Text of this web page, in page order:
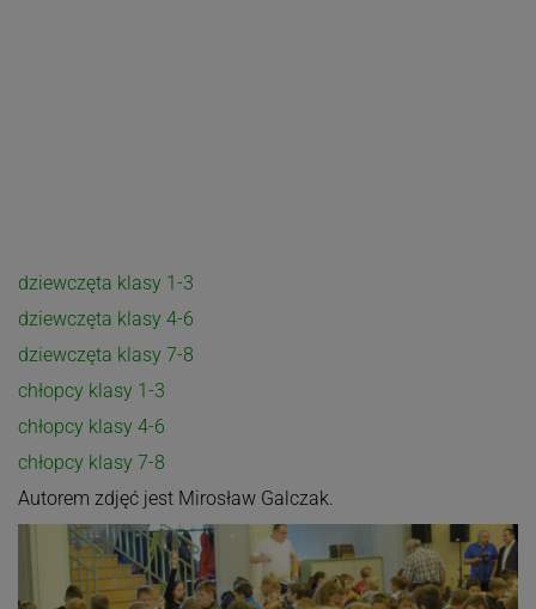
dziewczęta klasy 1-3
dziewczęta klasy 4-6
dziewczęta klasy 7-8
chłopcy klasy 1-3
chłopcy klasy 4-6
chłopcy klasy 7-8
Autorem zdjęć jest Mirosław Galczak.